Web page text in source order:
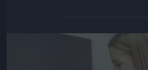
Jön még kép!